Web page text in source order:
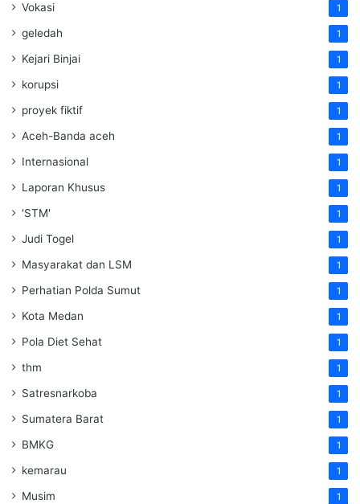
Vokasi 1
geledah 1
Kejari Binjai 1
korupsi 1
proyek fiktif 1
Aceh-Banda aceh 1
Internasional 1
Laporan Khusus 1
'STM' 1
Judi Togel 1
Masyarakat dan LSM 1
Perhatian Polda Sumut 1
Kota Medan 1
Pola Diet Sehat 1
thm 1
Satresnarkoba 1
Sumatera Barat 1
BMKG 1
kemarau 1
Musim 1